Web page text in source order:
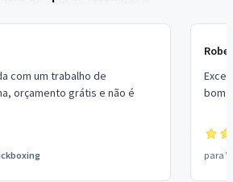
com um trabalho de
orçamento grátis e não é
bom
para